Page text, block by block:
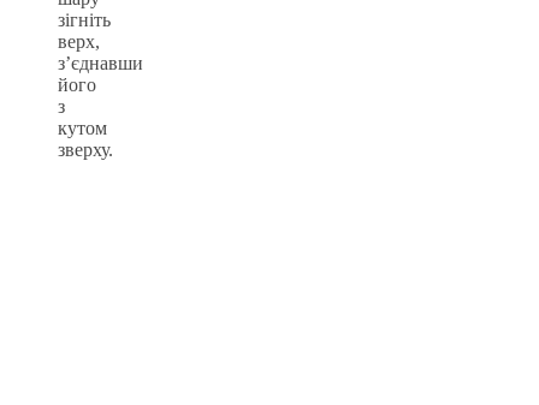
зігніть
верх,
з’єднавши
його
з
кутом
зверху.